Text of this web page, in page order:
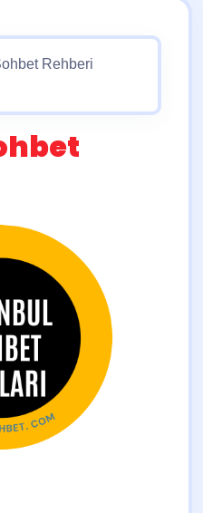
Rehberi